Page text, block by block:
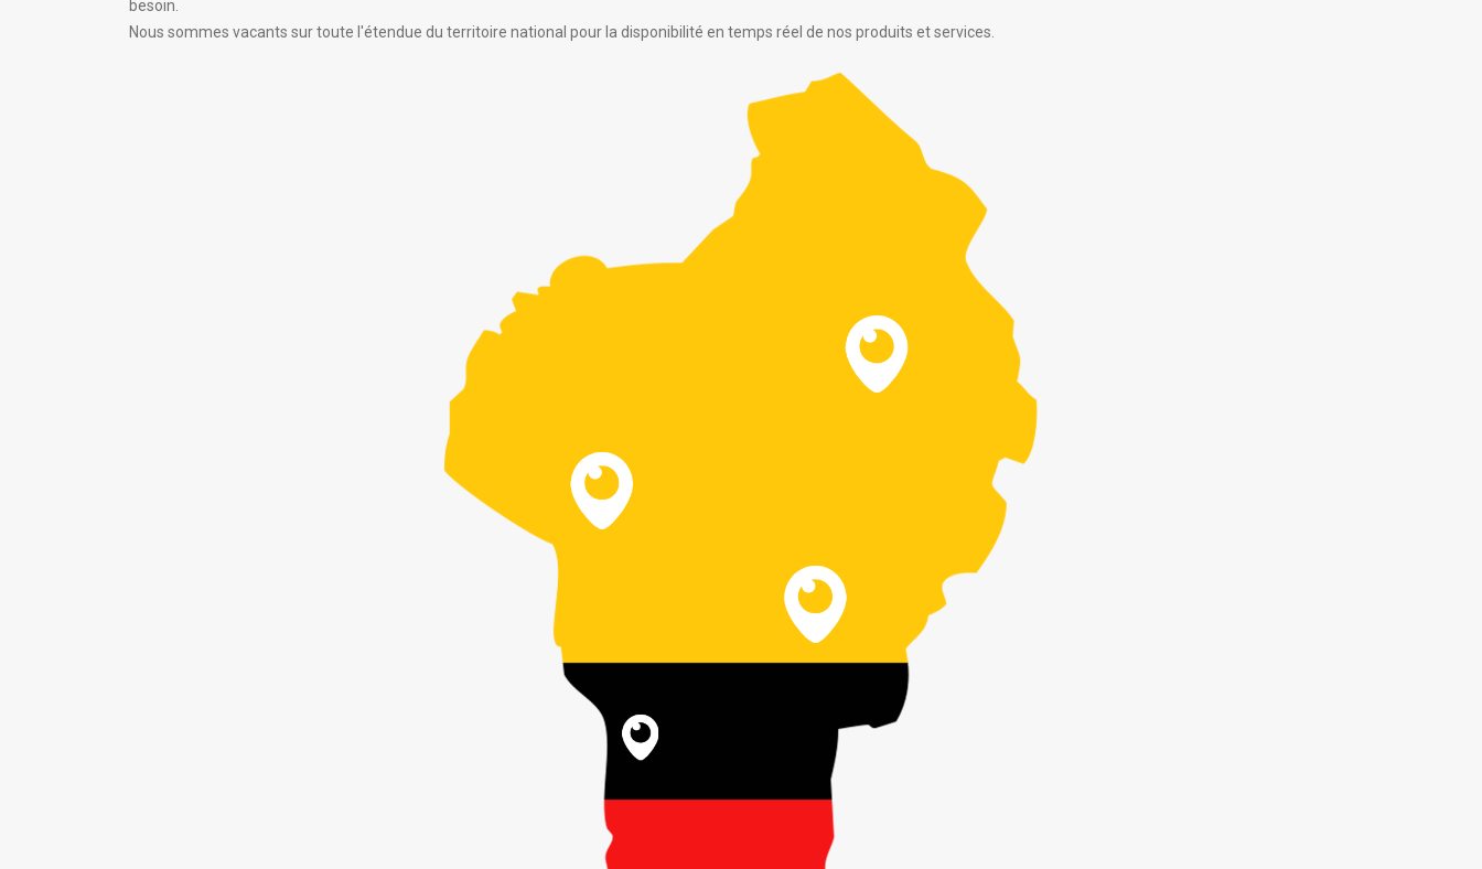
besoin.
Nous sommes vacants sur toute l'étendue du territoire national pour la disponibilité en temps réel de nos produits et services.